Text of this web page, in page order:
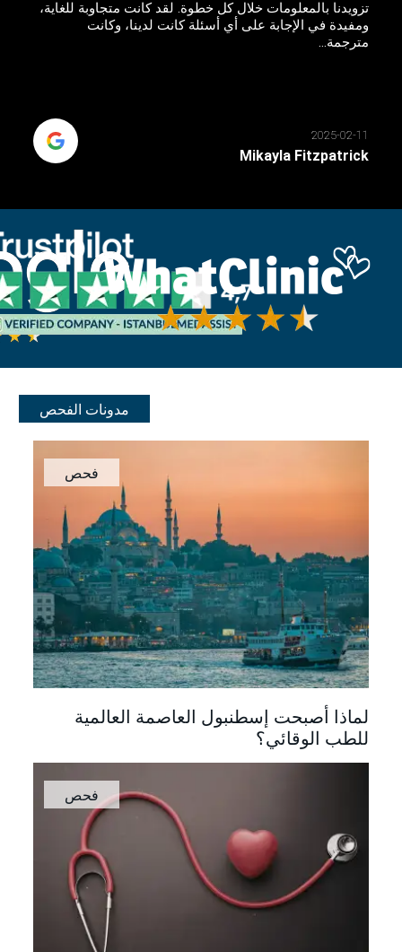
تزويدنا بالمعلومات خلال كل خطوة. لقد كانت متجاوبة للغاية،
ومفيدة في الإجابة على أي أسئلة كانت لدينا، وكانت
مترجمة...
2025-02-11
Mikayla Fitzpatrick
مدونات الفحص
لماذا أصبحت إسطنبول العاصمة العالمية
للطب الوقائي؟
فحص
فحص